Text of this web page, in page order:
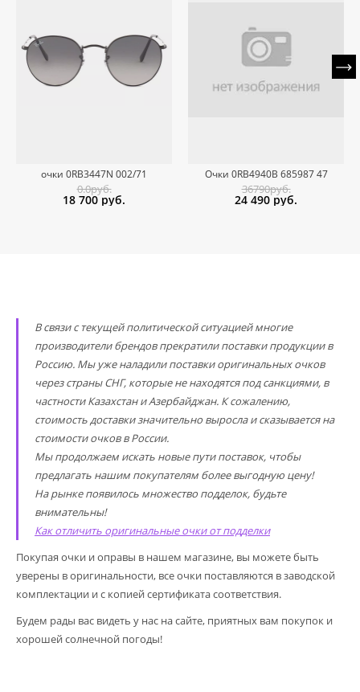
очки 0RB3447N 002/71
0.0руб.
18 700 руб.
Очки 0RB4940B 685987 47
36790руб.
24 490 руб.
В связи с текущей политической ситуацией многие
производители брендов прекратили поставки продукции в
Россию. Мы уже наладили поставки оригинальных очков
через страны СНГ, которые не находятся под санкциями, в
частности Казахстан и Азербайджан. К сожалению,
стоимость доставки значительно выросла и сказывается на
стоимости очков в России.
Мы продолжаем искать новые пути поставок, чтобы
предлагать нашим покупателям более выгодную цену!
На рынке появилось множество подделок, будьте
внимательны!
Как отличить оригинальные очки от подделки
Покупая очки и оправы в нашем магазине, вы можете быть
уверены в оригинальности, все очки поставляются в заводской
комплектации и с копией сертификата соответствия.
Будем рады вас видеть у нас на сайте, приятных вам покупок и
хорошей солнечной погоды!